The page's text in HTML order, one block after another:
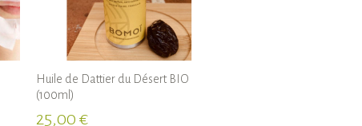
Huile de Dattier du Désert BIO
(100ml)
25,00 €